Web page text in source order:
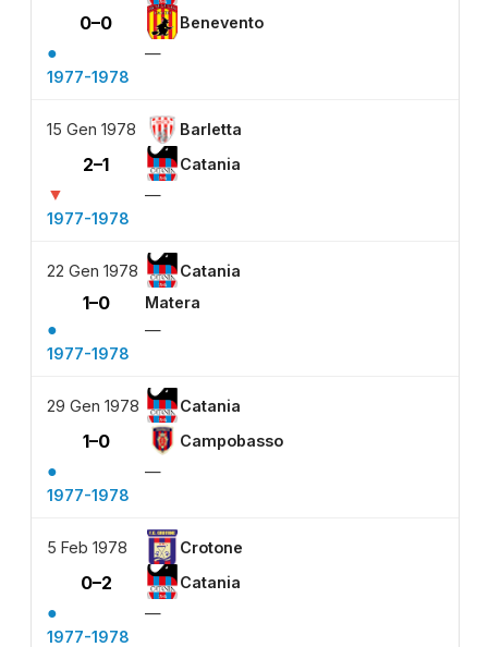
0–0 Benevento
●
—
1977-1978
15 Gen 1978 Barletta
2–1 Catania
▼
—
1977-1978
22 Gen 1978 Catania
1–0 Matera
●
—
1977-1978
29 Gen 1978 Catania
1–0 Campobasso
●
—
1977-1978
5 Feb 1978 Crotone
0–2 Catania
●
—
1977-1978